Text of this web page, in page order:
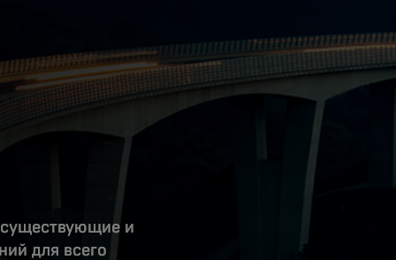
существующие и
для всего